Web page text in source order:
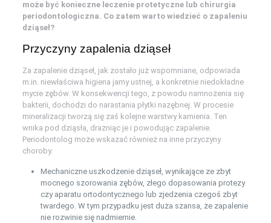
może być konieczne leczenie protetyczne lub chirurgia
periodontologiczna. Co zatem warto wiedzieć o zapaleniu
dziąseł?
Przyczyny zapalenia dziąseł
Za zapalenie dziąseł, jak zostało już wspomniane, odpowiada
m.in. niewłaściwa higiena jamy ustnej, a konkretnie niedokładne
mycie zębów. W konsekwencji tego, z powodu namnożenia się
bakterii, dochodzi do narastania płytki nazębnej. W procesie
mineralizacji tworzą się zaś kolejne warstwy kamienia. Ten
wnika pod dziąsła, drażniąc je i powodując zapalenie.
Periodontolog może wskazać również na inne przyczyny
choroby.
Mechaniczne uszkodzenie dziąseł, wynikające ze zbyt
mocnego szorowania zębów, złego dopasowania protezy
czy aparatu ortodontycznego lub zjedzenia czegoś zbyt
twardego. W tym przypadku jest duża szansa, że zapalenie
nie rozwinie się nadmiernie.